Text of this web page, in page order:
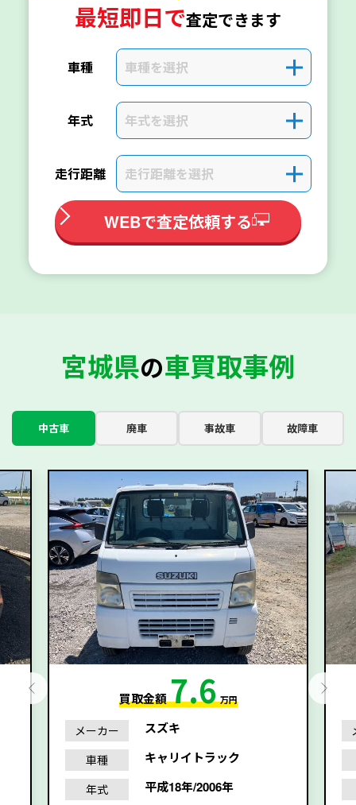
最短即日で査定できます
車種 車種を選択 ＋
年式 年式を選択 ＋
走行距離 走行距離を選択 ＋
WEBで査定依頼する
宮城県の車買取事例
中古車 廃車 事故車 故障車
買取金額7.6 万円
メーカー スズキ
車種 キャリイトラック
年式 平成18年/2006年